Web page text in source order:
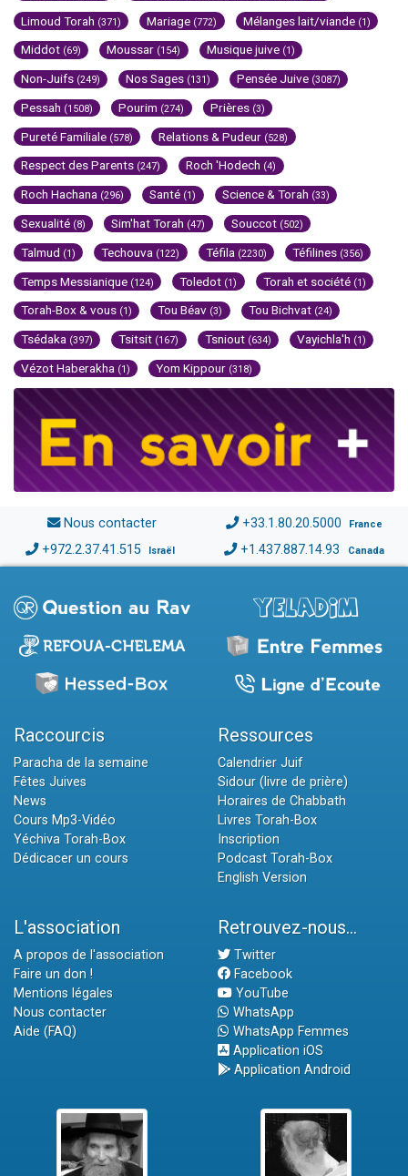
Limoud Torah (371) Mariage (772) Mélanges lait/viande (1)
Middot (69) Moussar (154) Musique juive (1)
Non-Juifs (249) Nos Sages (131) Pensée Juive (3087)
Pessah (1508) Pourim (274) Prières (3)
Pureté Familiale (578) Relations & Pudeur (528)
Respect des Parents (247) Roch 'Hodech (4)
Roch Hachana (296) Santé (1) Science & Torah (33)
Sexualité (8) Sim'hat Torah (47) Souccot (502)
Talmud (1) Techouva (122) Téfila (2230) Téfilines (356)
Temps Messianique (124) Toledot (1) Torah et société (1)
Torah-Box & vous (1) Tou Béav (3) Tou Bichvat (24)
Tsédaka (397) Tsitsit (167) Tsniout (634) Vayichla'h (1)
Vézot Haberakha (1) Yom Kippour (318)
Nous contacter +33.1.80.20.5000 France
+972.2.37.41.515 Israël +1.437.887.14.93 Canada
Raccourcis
Paracha de la semaine
Fêtes Juives
News
Cours Mp3-Vidéo
Yéchiva Torah-Box
Dédicacer un cours
Ressources
Calendrier Juif
Sidour (livre de prière)
Horaires de Chabbath
Livres Torah-Box
Inscription
Podcast Torah-Box
English Version
L'association
A propos de l'association
Faire un don !
Mentions légales
Nous contacter
Aide (FAQ)
Retrouvez-nous...
Twitter
Facebook
YouTube
WhatsApp
WhatsApp Femmes
Application iOS
Application Android